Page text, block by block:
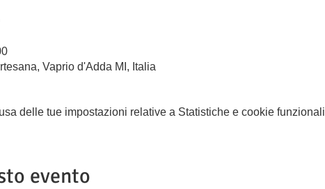
Vaprio d'Adda MI, Italia
delle tue impostazioni relative a Statistiche e cookie
evento